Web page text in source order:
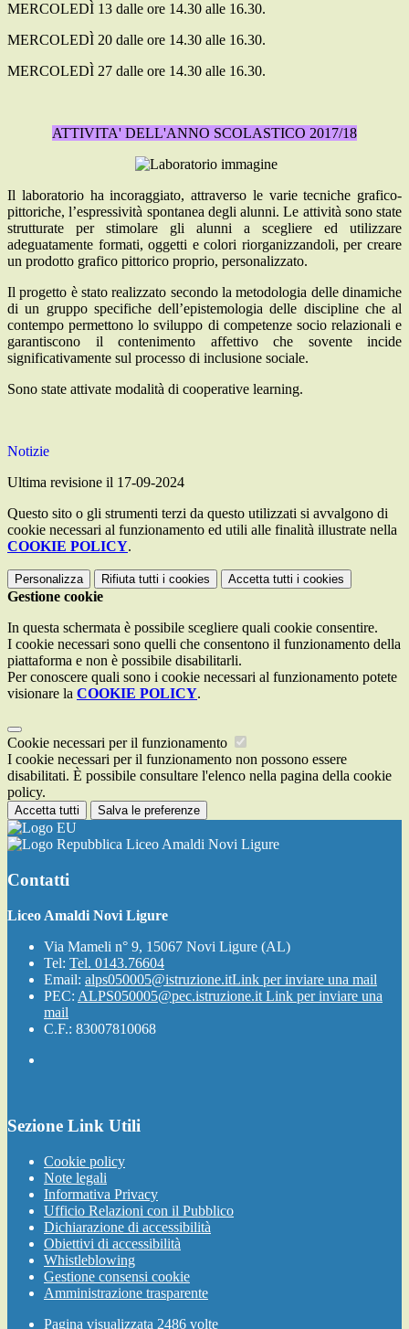
MERCOLEDÌ 13 dalle ore 14.30 alle 16.30.
MERCOLEDÌ 20 dalle ore 14.30 alle 16.30.
MERCOLEDÌ 27 dalle ore 14.30 alle 16.30.
ATTIVITA' DELL'ANNO SCOLASTICO 2017/18
Il laboratorio ha incoraggiato, attraverso le varie tecniche grafico-
pittoriche, l’espressività spontanea degli alunni. Le attività sono state
strutturate per stimolare gli alunni a scegliere ed utilizzare
adeguatamente formati, oggetti e colori riorganizzandoli, per creare
un prodotto grafico pittorico proprio, personalizzato.
Il progetto èstato realizzato secondo la metodologia delle dinamiche
di un gruppo specifiche dell’epistemologia delle discipline che al
contempo permettono lo sviluppo di competenze socio relazionali e
garantiscono il contenimento affettivo che sovente incide
significativamente sul processo di inclusione sociale.
Sono state attivate modalità di cooperative learning.
Notizie
Ultima revisione il 17-09-2024
Questo sito o gli strumenti terzi da questo utilizzati si avvalgono di
cookie necessari al funzionamento ed utili alle finalità illustrate nella
COOKIE POLICY.
Personalizza Rifiuta tutti i cookies Accetta tutti i cookies
Gestione cookie
In questa schermata è possibile scegliere quali cookie consentire.
I cookie necessari sono quelli che consentono il funzionamento della
piattaforma e non è possibile disabilitarli.
Per conoscere quali sono i cookie necessari al funzionamento potete
visionare la COOKIE POLICY.
Cookie necessari per il funzionamento
I cookie necessari per il funzionamento non possono essere
disabilitati. È possibile consultare l'elenco nella pagina della cookie
policy.
Accetta tutti Salva le preferenze
Liceo Amaldi Novi Ligure
Contatti
Liceo Amaldi Novi Ligure
Via Mameli n° 9, 15067 Novi Ligure (AL)
Tel: Tel. 0143.76604
Email: alps050005@istruzione.itLink per inviare una mail
PEC: ALPS050005@pec.istruzione.it Link per inviare una
mail
C.F.: 83007810068
Sezione Link Utili
Cookie policy
Note legali
Informativa Privacy
Ufficio Relazioni con il Pubblico
Dichiarazione di accessibilità
Obiettivi di accessibilità
Whistleblowing
Gestione consensi cookie
Amministrazione trasparente
Pagina visualizzata 2486 volte